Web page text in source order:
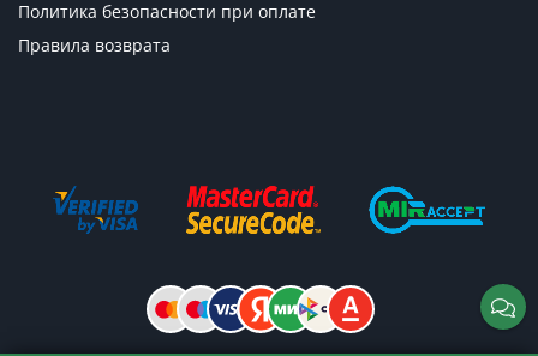
Политика безопасности при оплате
Правила возврата